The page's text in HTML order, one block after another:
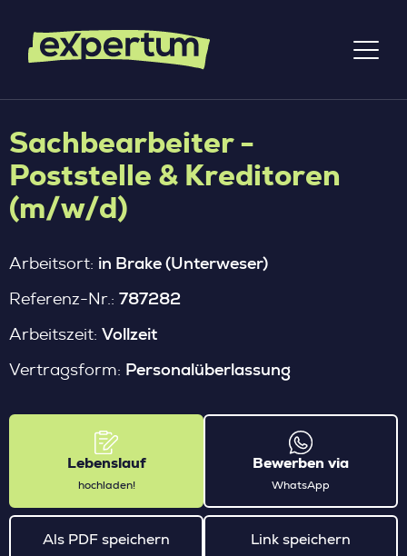
Sachbearbeiter -
Poststelle & Kreditoren
(m/w/d)
Arbeitsort: in Brake (Unterweser)
Referenz-Nr.: 787282
Arbeitszeit: Vollzeit
Vertragsform: Personalüberlassung
Lebenslauf
hochladen!
Bewerben via
WhatsApp
Als PDF speichern Link speichern